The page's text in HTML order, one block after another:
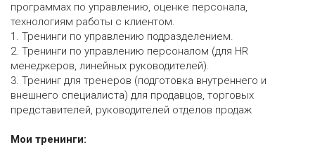
программах по управлению, оценке персонала,
технологиям работы с клиентом.
1. Тренинги по управлению подразделением.
2. Тренинги по управлению персоналом (для HR
менеджеров, линейных руководителей).
3. Тренинг для тренеров (подготовка внутреннего и
внешнего специалиста) для продавцов, торговых
представителей, руководителей отделов продаж
Мои тренинги: